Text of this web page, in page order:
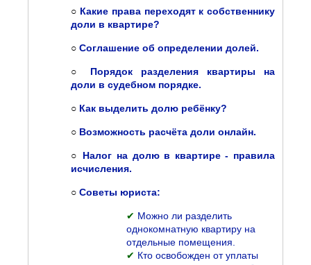
○ Какие права переходят к собственнику
доли в квартире?
○Соглашение об определении долей.
○ Порядок разделения квартиры на
доли в судебном порядке.
○ Как выделить долю ребёнку?
○ Возможность расчёта доли онлайн.
○ Налог на долю в квартире - правила
исчисления.
○Советы юриста:
✔ Можно ли разделить
однокомнатную квартиру на
отдельные помещения.
✔ Кто освобожден от уплаты